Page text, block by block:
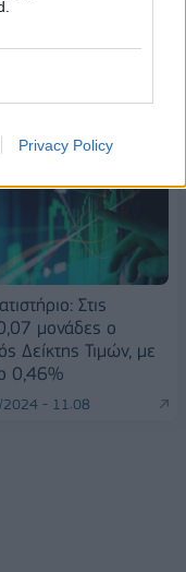
Privacy Policy
ΚΑΤΗΓΟΡΊΑ
Στις
μονάδες ο
Δείκτης Τιμών, με
0,46%
2024 - 11:08